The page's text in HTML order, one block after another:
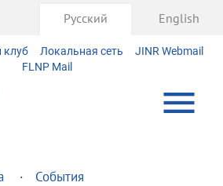
клуб Локальная сеть
JINR Webmail
FLNP Mail
Русский English
События